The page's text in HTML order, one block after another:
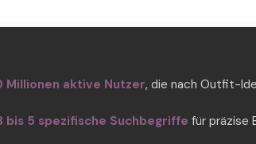
Millionen aktive Nutzer, die nach Outfit-
bis 5 spezifische Suchbegriffe für präzise